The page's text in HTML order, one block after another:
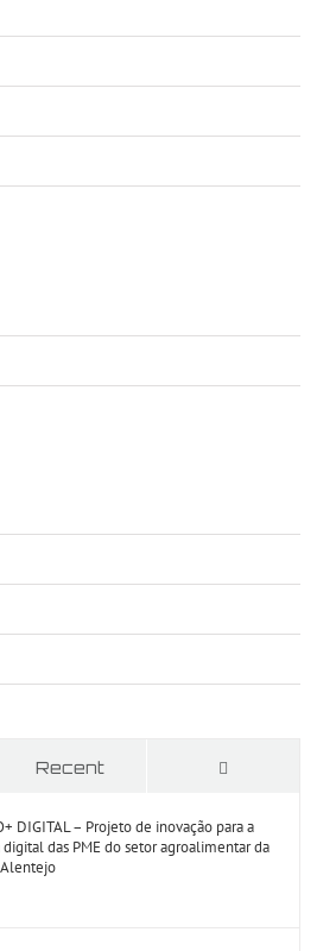
Recent
DIGITAL – Projeto de inovação para a
das PME do setor agroalimentar da